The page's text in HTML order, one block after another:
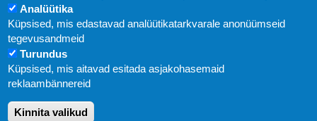
Uudised
KIRJASTUS PEGASUS OÜ © 2020
Paldiski mnt. 29 (A korpus VI korrus), Tallinn
Analüütika
Küpsised, mis edastavad analüütikatarkvarale anonüümseid
tegevusandmeid
Turundus
Küpsised, mis aitavad esitada asjakohasemaid
reklaambännereid
Kinnita valikud